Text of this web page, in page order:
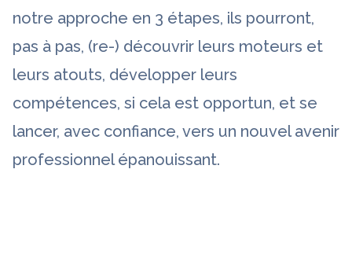
notre approche en 3 étapes, ils pourront,
pas à pas, (re-) découvrir leurs moteurs et
leurs atouts, développer leurs
compétences, si cela est opportun, et se
lancer, avec confiance, vers un nouvel avenir
professionnel épanouissant.